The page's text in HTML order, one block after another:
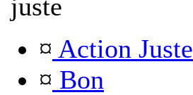
juste
¤ Action Juste
¤ Bon